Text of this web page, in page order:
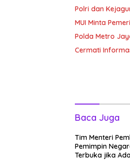
Polri dan
MUI Minta
Polda Metro
Cermati
Baca Juga
Tim Menteri
Pemimpin
Terbuka jika